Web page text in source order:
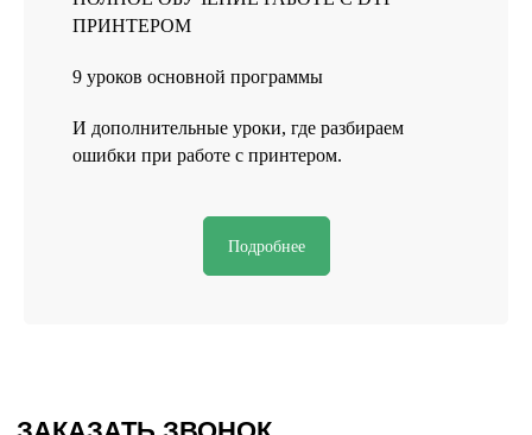
ПРИНТЕРОМ
9 уроков основной программы
И дополнительные уроки, где разбираем
ошибки при работе с принтером.
Подробнее
© 2025 HEADCRAFT
Разработка сайта